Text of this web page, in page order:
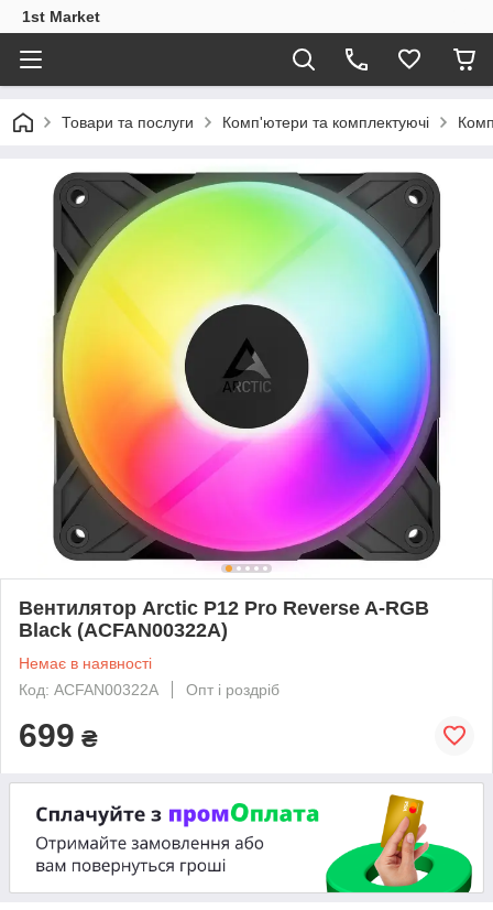
1st Market
Товари та послуги Комп'ютери та комплектуючі
Вентилятор Arctic P12 Pro Reverse A-RGB
Black (ACFAN00322A)
Немає в наявності
Код: ACFAN00322A
Опт і роздріб
699 ₴